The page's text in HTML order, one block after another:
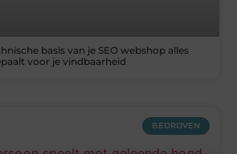
basis van je SEO webshop alles
voor je vindbaarheid
BEDRIJVEN